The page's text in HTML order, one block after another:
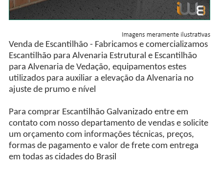
Venda de Escantilhão - Fabricamos e comercializamos
Escantilhão para Alvenaria Estrutural e Escantilhão
para Alvenaria de Vedação, equipamentos estes
utilizados para auxiliar a elevação da Alvenaria no
ajuste de prumo e nível
Para comprar Escantilhão Galvanizado entre em
contato com nosso departamento de vendas e solicite
um orçamento com informações técnicas, preços,
formas de pagamento e valor de frete com entrega
em todas as cidades do Brasil